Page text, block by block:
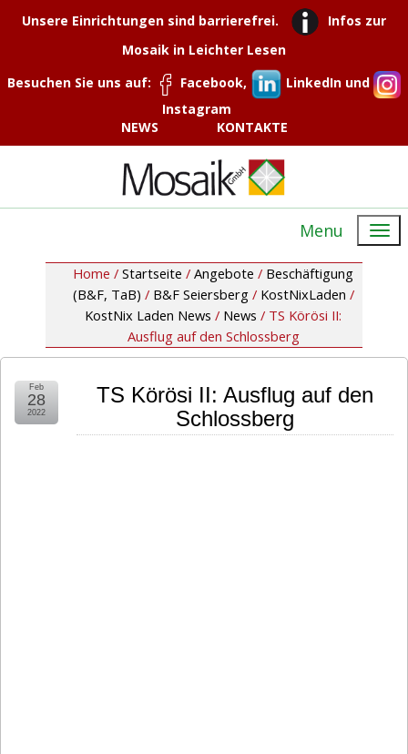
Unsere Einrichtungen sind barrierefrei.
Infos zur
Mosaik in Leichter Lesen
Besuchen Sie uns auf:
Facebook,
LinkedIn und
Instagram
NEWS
KONTAKTE
Menu
Home / Startseite / Angebote / Beschäftigung
(B&F, TaB) / B&F Seiersberg / KostNixLaden /
KostNix Laden News / News / TS Körösi II:
Ausflug auf den Schlossberg
TS Körösi II: Ausflug auf den
Schlossberg
Feb
28
2022